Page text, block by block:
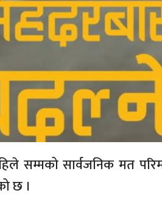
सम्मको सार्वजनिक मत
छ ।